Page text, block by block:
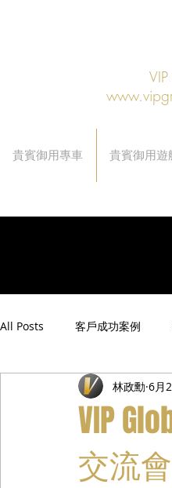
貴賓御用專車 貴賓御用遊
All Posts 客戶成功案例
禮遇通關服務 主管專
VIP
交流
林政勳 6月